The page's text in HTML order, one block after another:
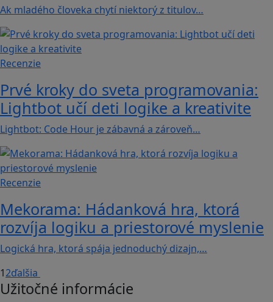
Ak mladého človeka chytí niektorý z titulov…
Recenzie
Prvé kroky do sveta programovania:
Lightbot učí deti logike a kreativite
Lightbot: Code Hour je zábavná a zároveň…
Recenzie
Mekorama: Hádanková hra, ktorá
rozvíja logiku a priestorové myslenie
Logická hra, ktorá spája jednoduchý dizajn,…
12ďalšia
Užitočné informácie